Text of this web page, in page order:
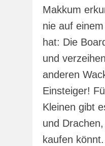
Makkum
nie auf
hat: Die
und
anderen
Einsteiger!
Kleinen gibt
und
kaufen könnt.